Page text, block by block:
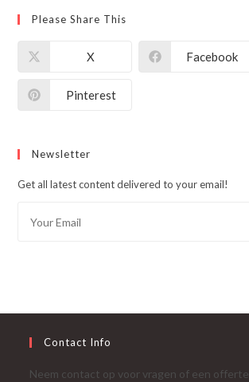
Please Share This
X Facebook
Pinterest
Newsletter
Get all latest content delivered to your email!
Contact Info
Neem contact op voor vragen of een offerte